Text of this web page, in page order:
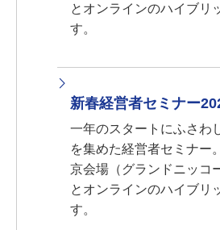
とオンラインのハイブリ
す。
新春経営者セミナー
一年のスタートにふさわ
を集めた経営者セミナー
京会場（グランドニッコ
とオンラインのハイブリ
す。